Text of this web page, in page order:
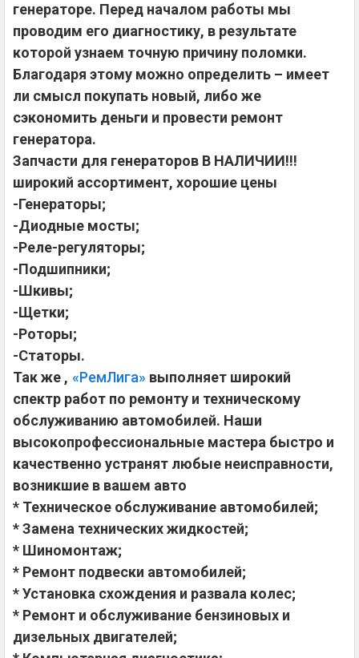
генераторе. Перед началом работы мы
проводим его диагностику, в результате
которой узнаем точную причину поломки.
Благодаря этому можно определить – имеет
ли смысл покупать новый, либо же
сэкономить деньги и провести ремонт
генератора.
Запчасти для генераторов В НАЛИЧИИ!!!
широкий ассортимент, хорошие цены
-Генераторы;
-Диодные мосты;
-Реле-регуляторы;
-Подшипники;
-Шкивы;
-Щетки;
-Роторы;
-Статоры.
Так же , «РемЛига» выполняет широкий
спектр работ по ремонту и техническому
обслуживанию автомобилей. Наши
высокопрофессиональные мастера быстро и
качественно устранят любые неисправности,
возникшие в вашем авто
* Техническое обслуживание автомобилей;
* Замена технических жидкостей;
* Шиномонтаж;
* Ремонт подвески автомобилей;
* Установка схождения и развала колес;
* Ремонт и обслуживание бензиновых и
дизельных двигателей;